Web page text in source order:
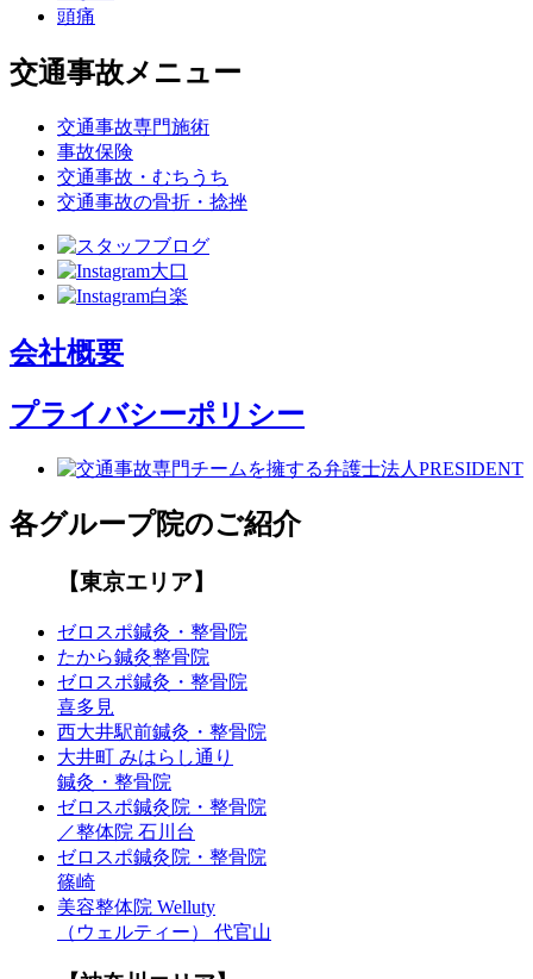
頭痛
交通事故メニュー
交通事故専門施術
事故保険
交通事故・むちうち
交通事故の骨折・捻挫
会社概要
プライバシーポリシー
各グループ院のご紹介
【東京エリア】
ゼロスポ鍼灸・整骨院
たから鍼灸整骨院
ゼロスポ鍼灸・整骨院
喜多見
西大井駅前鍼灸・整骨院
大井町 みはらし通り
鍼灸・整骨院
ゼロスポ鍼灸院・整骨院
／整体院 石川台
ゼロスポ鍼灸院・整骨院
篠崎
美容整体院 Welluty
（ウェルティー） 代官山